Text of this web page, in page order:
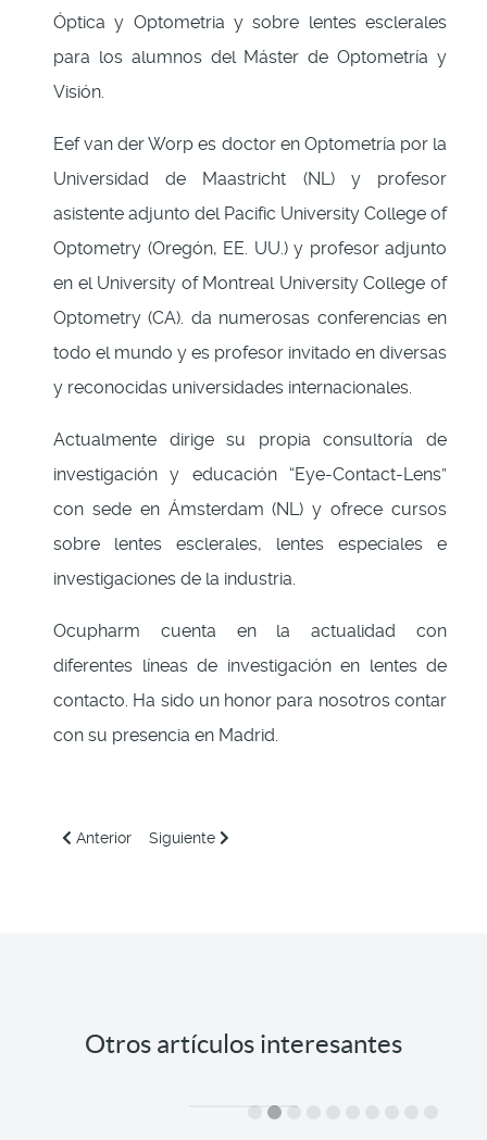
Óptica y Optometria y sobre lentes esclerales
para los alumnos del Máster de Optometría y
Visión.
Eef van der Worp es doctor en Optometría por la
Universidad de Maastricht (NL) y profesor
asistente adjunto del Pacific University College of
Optometry (Oregón, EE. UU.) y profesor adjunto
en el University of Montreal University College of
Optometry (CA). da numerosas conferencias en
todo el mundo y es profesor invitado en diversas
y reconocidas universidades internacionales.
Actualmente dirige su propia consultoría de
investigación y educación “Eye-Contact-Lens”
con sede en Ámsterdam (NL) y ofrece cursos
sobre lentes esclerales, lentes especiales e
investigaciones de la industria.
Ocupharm cuenta en la actualidad con
diferentes líneas de investigación en lentes de
contacto. Ha sido un honor para nosotros contar
con su presencia en Madrid.
Artículo anterior: Los doctorandos del grupo Ocupharm
Anterior Artículo siguiente: Somos portada del número
Siguiente
Otros artículos interesantes